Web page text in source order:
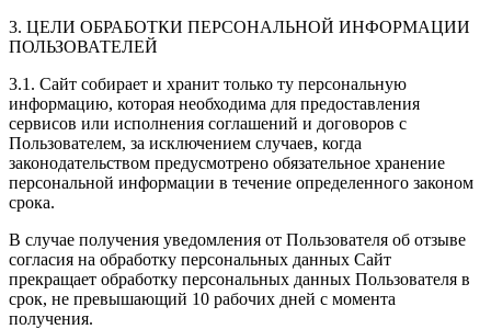
3. ЦЕЛИ ОБРАБОТКИ ПЕРСОНАЛЬНОЙ ИНФОРМАЦИИ
ПОЛЬЗОВАТЕЛЕЙ
3.1. Сайт собирает и хранит только ту персональную
информацию, которая необходима для предоставления
сервисов или исполнения соглашений и договоров с
Пользователем, за исключением случаев, когда
законодательством предусмотрено обязательное хранение
персональной информации в течение определенного законом
срока.
В случае получения уведомления от Пользователя об отзыве
согласия на обработку персональных данных Сайт
прекращает обработку персональных данных Пользователя в
срок, не превышающий 10 рабочих дней с момента
получения.